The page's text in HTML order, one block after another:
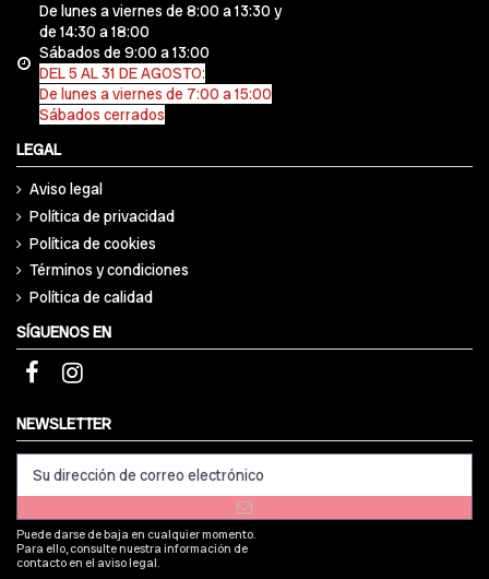
De lunes a viernes de 8:00 a 13:30 y
de 14:30 a 18:00
Sábados de 9:00 a 13:00
DEL 5 AL 31 DE AGOSTO:
De lunes a viernes de 7:00 a 15:00
Sábados cerrados
LEGAL
Aviso legal
Política de privacidad
Política de cookies
Términos y condiciones
Política de calidad
SÍGUENOS EN
NEWSLETTER
Puede darse de baja en cualquier momento.
Para ello, consulte nuestra información de
contacto en el aviso legal.